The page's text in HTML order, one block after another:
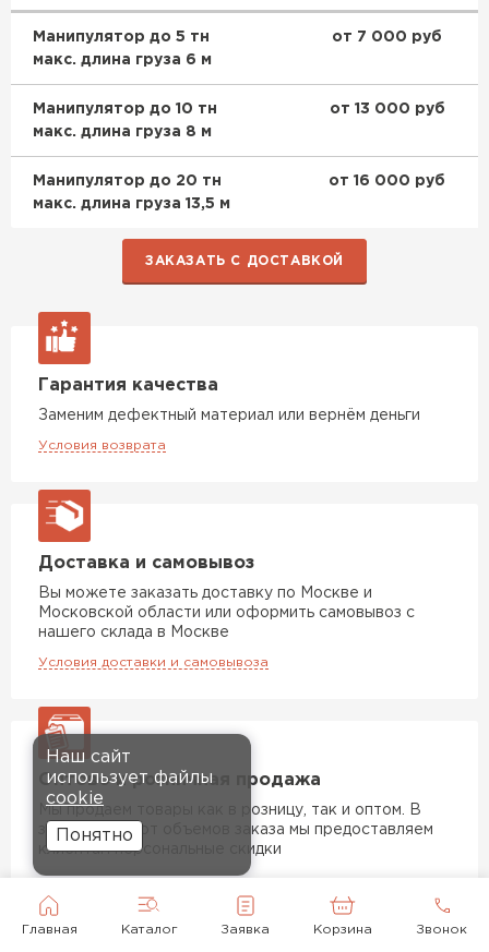
Главная Каталог Заявка Корзина Звонок
Манипулятор до 5 тн
макс. длина груза 6 м
от 7 000 руб
Манипулятор до 10 тн
макс. длина груза 8 м
от 13 000 руб
Манипулятор до 20 тн
макс. длина груза 13,5 м
от 16 000 руб
ЗАКАЗАТЬ С ДОСТАВКОЙ
Гарантия качества
Заменим дефектный материал или вернём деньги
Условия возврата
Доставка и самовывоз
Вы можете заказать доставку по Москве и
Московской области или оформить самовывоз с
нашего склада в Москве
Условия доставки и самовывоза
Оптово и розничная продажа
Мы продаем товары как в розницу, так и оптом. В
зависимости от объемов заказа мы предоставляем
клиентам персональные скидки
Комплектующие
ПЕРЕЙТИ
Наш сайт
использует файлы
cookie
Понятно